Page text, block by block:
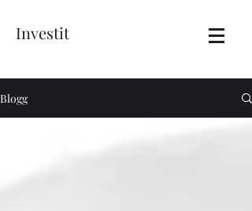
Investit
Blogg